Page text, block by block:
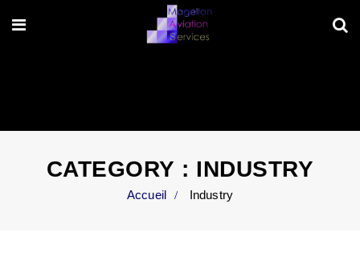
CATEGORY : INDUSTRY
Accueil Industry